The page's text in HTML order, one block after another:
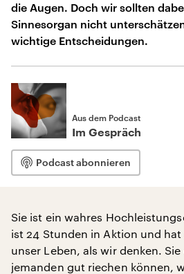
die Augen. Doch wir sollten
Sinnesorgan nicht
wichtige Entscheidungen.
Aus dem Podcast
Im Gespräch
Podcast abonnieren
Sie ist ein wahres
ist 24 Stunden in Aktion und
unser Leben, als wir denken.
jemanden gut riechen können,